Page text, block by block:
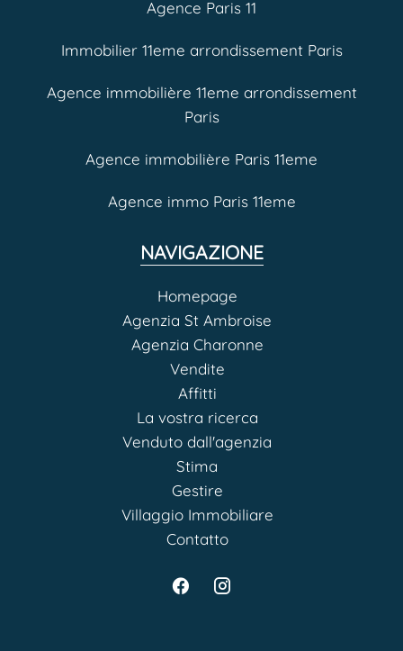
Agence Paris 11
Immobilier 11eme arrondissement Paris
Agence immobilière 11eme arrondissement
Paris
Agence immobilière Paris 11eme
Agence immo Paris 11eme
NAVIGAZIONE
Homepage
Agenzia St Ambroise
Agenzia Charonne
Vendite
Affitti
La vostra ricerca
Venduto dall'agenzia
Stima
Gestire
Villaggio Immobiliare
Contatto